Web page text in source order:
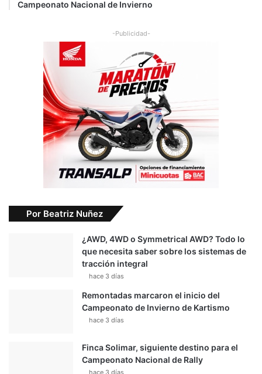
Campeonato Nacional de Invierno
-Publicidad-
Por Beatriz Nuñez
¿AWD, 4WD o Symmetrical AWD? Todo lo
que necesita saber sobre los sistemas de
tracción integral
hace 3 días
Remontadas marcaron el inicio del
Campeonato de Invierno de Kartismo
hace 3 días
Finca Solimar, siguiente destino para el
Campeonato Nacional de Rally
hace 3 días